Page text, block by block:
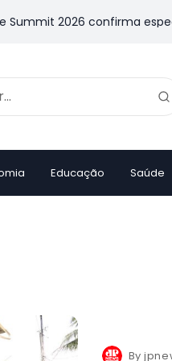
2026 confirma
Educação Saúde
By